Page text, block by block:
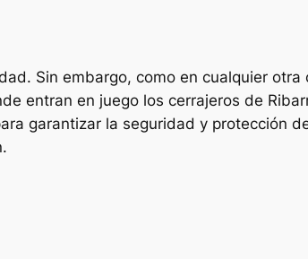
Sin embargo, como en cualquier otra
entran en juego los cerrajeros de
garantizar la seguridad y protección